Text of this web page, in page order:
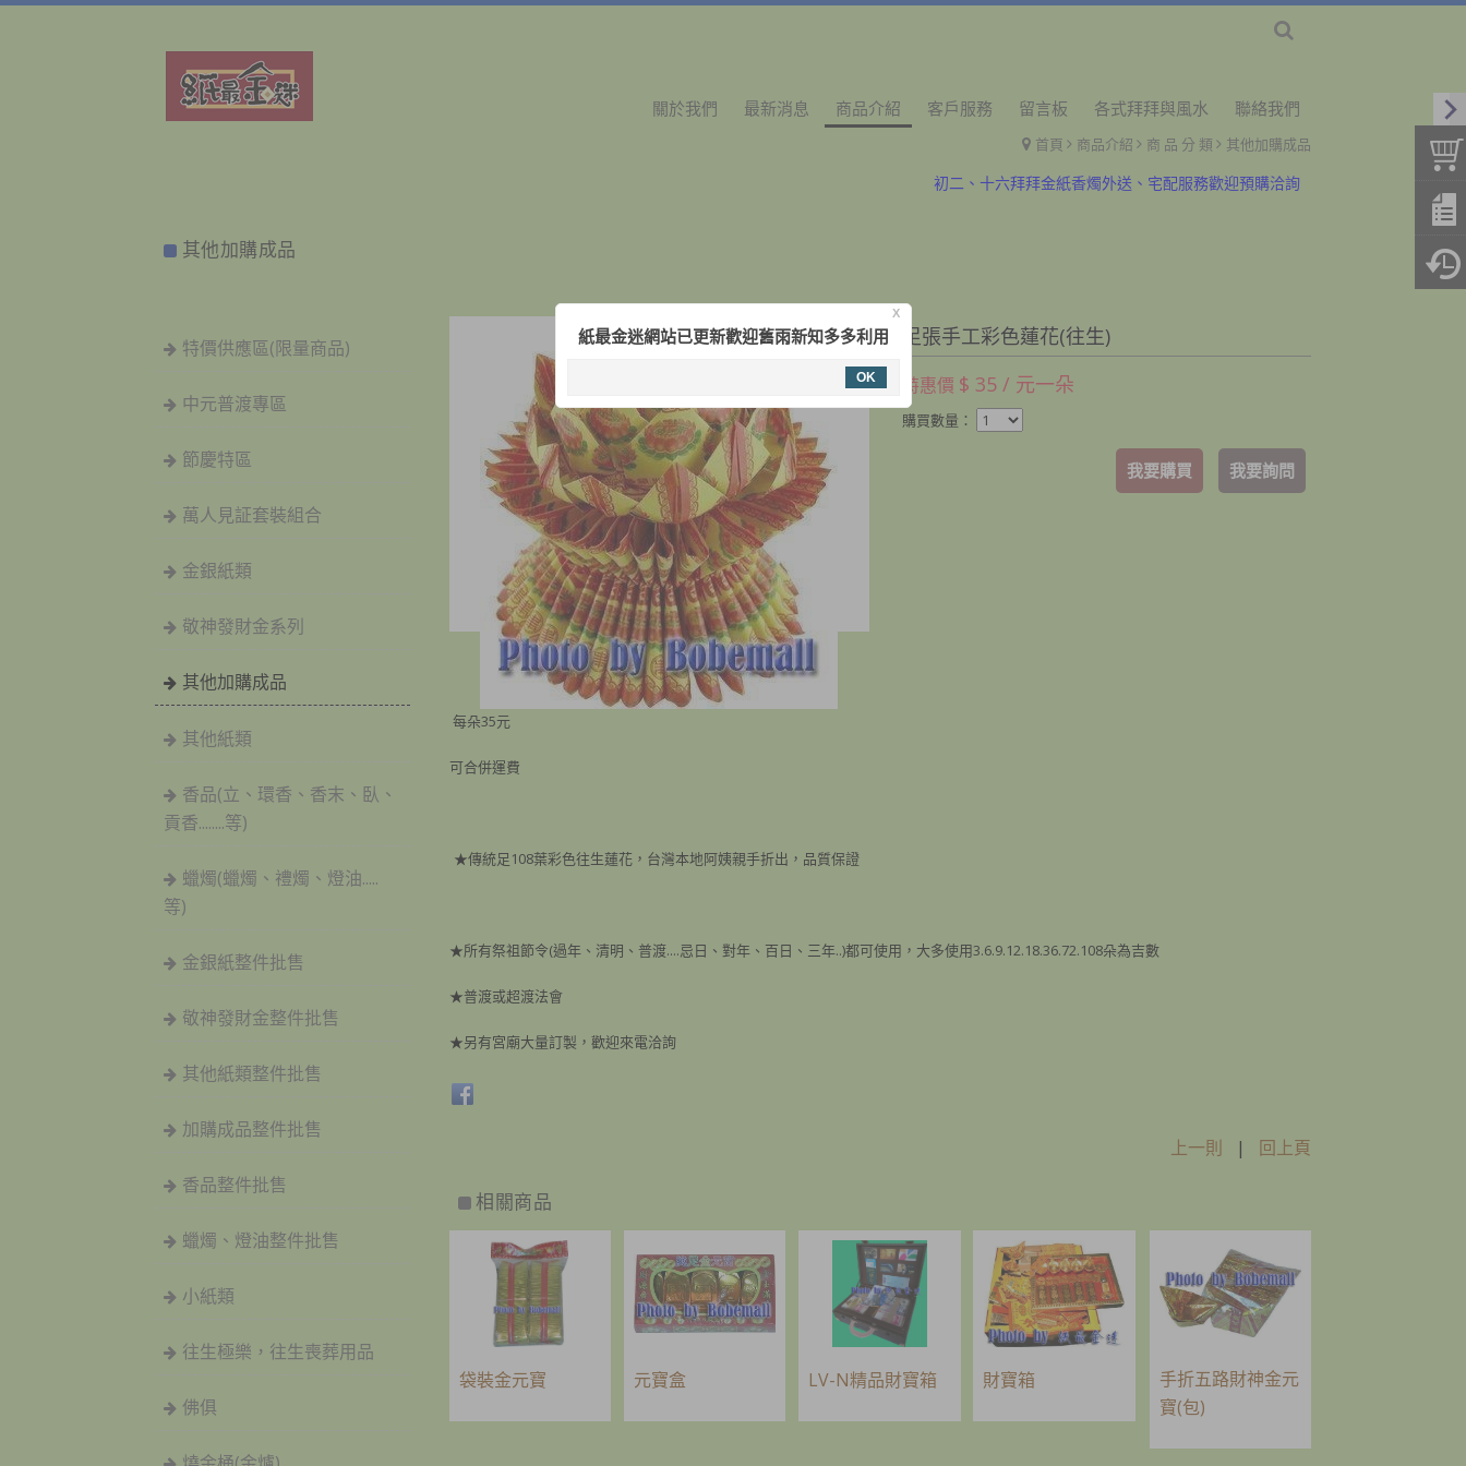
關於我們 最新消息 商品介紹 客戶服務 留言板 各式拜拜與風水 聯絡我們
首頁 商品介紹 商 品 分 類 其他加購成品
初二、十六拜拜金紙香燭外送、宅配服務歡迎預購洽詢
其他加購成品
特價供應區(限量商品)
中元普渡專區
節慶特區
萬人見証套裝組合
金銀紙類
敬神發財金系列
其他加購成品
其他紙類
香品(立、環香、香末、臥、
貢香........等)
蠟燭(蠟燭、禮燭、燈油.....
等)
金銀紙整件批售
敬神發財金整件批售
其他紙類整件批售
加購成品整件批售
香品整件批售
蠟燭、燈油整件批售
小紙類
往生極樂，往生喪葬用品
佛俱
足張手工彩色蓮花(往生)
特惠價 $ 35 / 元一朵
購買數量：
我要購買 我要詢問
每朵35元
可合併運費
★傳統足108葉彩色往生蓮花，台灣本地阿姨親手折出，品質保證
★所有祭祖節令(過年、清明、普渡....忌日、對年、百日、三年..)都可使用，大多使用3.6.9.12.18.36.72.108朵為吉數
★普渡或超渡法會
★另有宮廟大量訂製，歡迎來電洽詢
上一則 | 回上頁
相關商品
袋裝金元寶 元寶盒 LV-N精品財寶箱 財寶箱
手折五路財神金元
寶(包)
X
紙最金迷網站已更新歡迎舊雨新知多多利用
OK